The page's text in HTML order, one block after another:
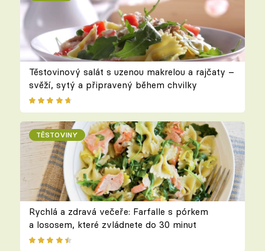
Těstovinový salát s uzenou makrelou a rajčaty –
svěží, sytý a připravený během chvilky
TĚSTOVINY
Rychlá a zdravá večeře: Farfalle s pórkem
a lososem, které zvládnete do 30 minut